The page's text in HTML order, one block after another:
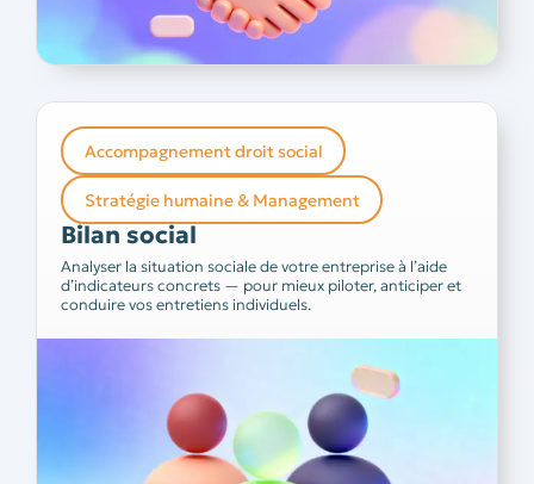
Accompagnement droit social
Stratégie humaine & Management
Bilan social
Analyser la situation sociale de votre entreprise à l’aide
d’indicateurs concrets — pour mieux piloter, anticiper et
conduire vos entretiens individuels.
Bilan social
S’appuyer sur des indicateurs de performance sociale
est indispensable à une bonne gestion de votre
entreprise.
Avez-vous les bonnes données pour piloter
votre activité au mieux ? Saviez-vous que ces
indicateurs peuvent également servir de base à vos
entretiens individuels ?
Nos équipes extraient et
prendre rendez-vous